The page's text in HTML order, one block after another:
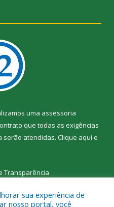
uma assessoria
que todas as exigências
atendidas. Clique aqui e
Transparência
sua experiência de
nosso portal, você